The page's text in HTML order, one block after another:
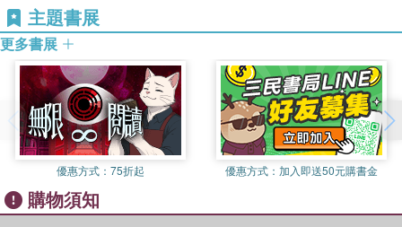
談讀書
如何做好導師工作之一
如何做好導師工作之二
心理建設
勤儉建校
當前大專學生應有的認識與努力
如何做好一個學生幹部
大專學生的修養
新同學的新認識
本校校訓「公誠廉勇」的闡釋
勉畢業同學
主題書展
更多書展
優惠方式： 75折起 優惠方式： 加入即送50元購書金
購物須知